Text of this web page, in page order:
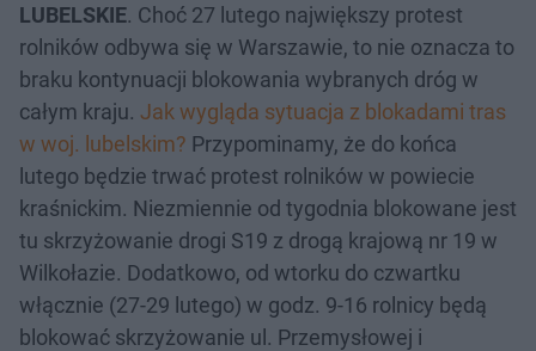
LUBELSKIE. Choć 27 lutego największy protest
rolników odbywa się w Warszawie, to nie oznacza to
braku kontynuacji blokowania wybranych dróg w
całym kraju. Jak wygląda sytuacja z blokadami tras
w woj. lubelskim? Przypominamy, że do końca
lutego będzie trwać protest rolników w powiecie
kraśnickim. Niezmiennie od tygodnia blokowane jest
tu skrzyżowanie drogi S19 z drogą krajową nr 19 w
Wilkołazie. Dodatkowo, od wtorku do czwartku
włącznie (27-29 lutego) w godz. 9-16 rolnicy będą
blokować skrzyżowanie ul. Przemysłowej i